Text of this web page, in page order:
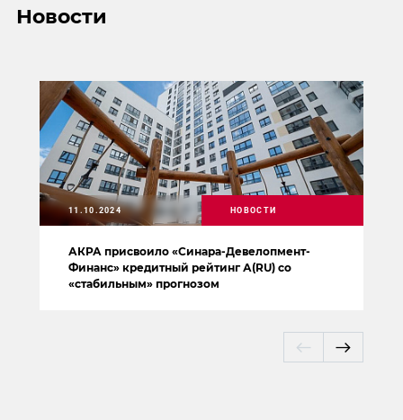
Новости
АКРА присвоило «Синара-Девелопмент-
Финанс» кредитный рейтинг А(RU) со
«стабильным» прогнозом
11.10.2024 НОВОСТИ